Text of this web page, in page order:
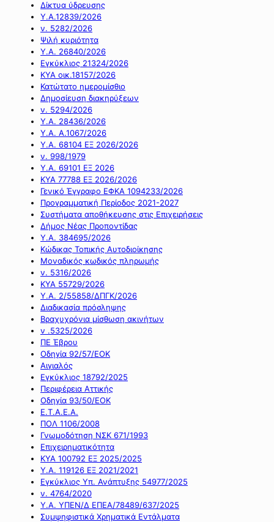
Δίκτυα ύδρευσης
Υ.Α.12839/2026
ν. 5282/2026
Ψιλή κυριότητα
Υ.Α. 26840/2026
Εγκύκλιος 21324/2026
ΚΥΑ οικ.18157/2026
Κατώτατο ημερομίσθιο
Δημοσίευση διακηρύξεων
ν. 5294/2026
Υ.Α. 28436/2026
Υ.Α. Α.1067/2026
Υ.Α. 68104 ΕΞ 2026/2026
ν. 998/1979
Υ.Α. 69101 ΕΞ 2026
ΚΥΑ 77788 ΕΞ 2026/2026
Γενικό Έγγραφο ΕΦΚΑ 1094233/2026
Προγραμματική Περίοδος 2021-2027
Συστήματα αποθήκευσης στις Επιχειρήσεις
Δήμος Νέας Προποντίδας
Υ.Α. 384695/2026
Κώδικας Τοπικής Αυτοδιοίκησης
Μοναδικός κωδικός πληρωμής
ν. 5316/2026
ΚΥΑ 55729/2026
Υ.Α. 2/55858/ΔΠΓΚ/2026
Διαδικασία πρόσληψης
Βραχυχρόνια μίσθωση ακινήτων
ν .5325/2026
ΠΕ Έβρου
Οδηγία 92/57/ΕΟΚ
Αιγιαλός
Εγκύκλιος 18792/2025
Περιφέρεια Αττικής
Οδηγία 93/50/ΕΟΚ
Ε.Τ.Α.Ε.Α.
ΠΟΛ 1106/2008
Γνωμοδότηση ΝΣΚ 671/1993
Επιχειρηματικότητα
ΚΥΑ 100792 ΕΞ 2025/2025
Υ.Α. 119126 ΕΞ 2021/2021
Εγκύκλιος Υπ. Ανάπτυξης 54977/2025
ν. 4764/2020
Υ.Α. ΥΠΕΝ/Δ ΕΠΕΑ/78489/637/2025
Συμψηφιστικά Χρηματικά Εντάλματα